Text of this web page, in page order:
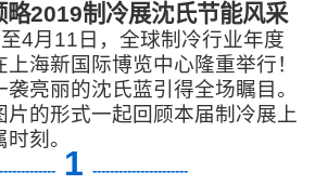
略2019制冷展沈氏节能风采
4月11日，全球制冷行业年度
海新国际博览中心隆重举行！
亮丽的沈氏蓝引得全场瞩目。
片的形式一起回顾本届制冷展上
刻。
1 ----------------------